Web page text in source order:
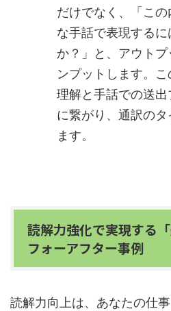
だけでなく、「こ
な手話で表現する
か？」と、アウト
ンプットします。
理解と手話での送
に繋がり、通訳の
ます。
読解力強化で実現する
フォーアフター事例
読解力向上は、あなたの仕